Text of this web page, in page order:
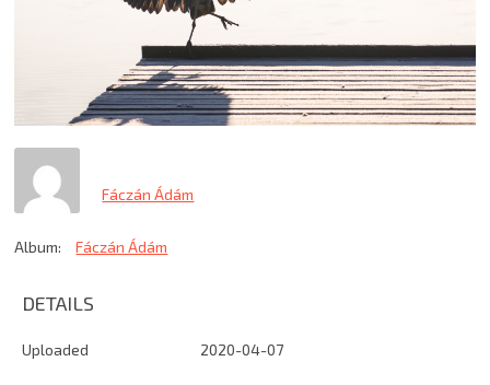
Fáczán Ádám
Album: Fáczán Ádám
DETAILS
Uploaded 2020-04-07